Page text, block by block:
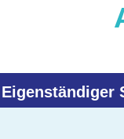
Eigenständiger